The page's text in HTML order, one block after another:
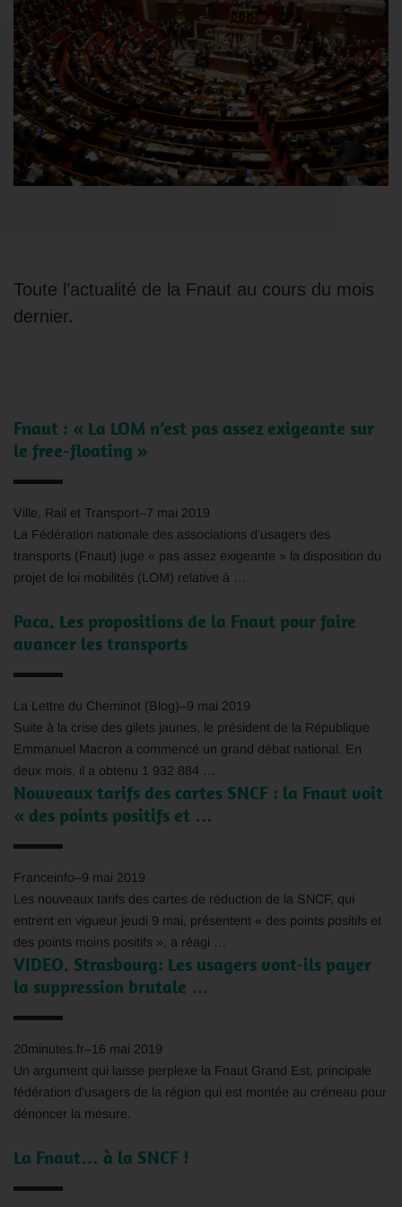
Toute l’actualité de la Fnaut au cours du mois
dernier.
Fnaut : « La LOM n’est pas assez exigeante sur
le free-floating »
Ville, Rail et Transport–7 mai 2019
La Fédération nationale des associations d’usagers des
transports (Fnaut) juge « pas assez exigeante » la disposition du
projet de loi mobilités (LOM) relative à …
Paca. Les propositions de la Fnaut pour faire
avancer les transports
La Lettre du Cheminot (Blog)–9 mai 2019
Suite à la crise des gilets jaunes, le président de la République
Emmanuel Macron a commencé un grand débat national. En
deux mois, il a obtenu 1 932 884 …
Nouveaux tarifs des cartes SNCF : la Fnaut voit
« des points positifs et …
Franceinfo–9 mai 2019
Les nouveaux tarifs des cartes de réduction de la SNCF, qui
entrent en vigueur jeudi 9 mai, présentent « des points positifs et
des points moins positifs », a réagi …
VIDEO. Strasbourg: Les usagers vont-ils payer
la suppression brutale …
20minutes.fr–16 mai 2019
Un argument qui laisse perplexe la Fnaut Grand Est, principale
fédération d’usagers de la région qui est montée au créneau pour
dénoncer la mesure.
La Fnaut… à la SNCF !